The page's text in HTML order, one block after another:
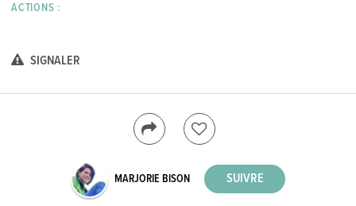
ACTIONS :
SIGNALER
MARJORIE BISON